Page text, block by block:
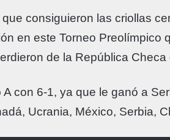
consiguieron las criollas
en este Torneo Preolímpico
de la República
con 6-1, ya que le ganó a
Ucrania, México, Serbia,